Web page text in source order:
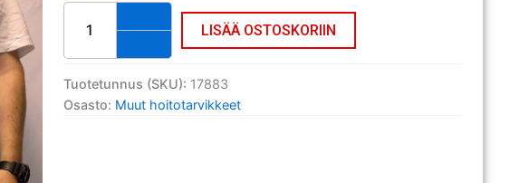
Suojaesiliina
Suomen
120
cm
määrä
LISÄÄ OSTOSKORIIN
Tuotetunnus (SKU): 17883
Osasto: Muut hoitotarvikkeet